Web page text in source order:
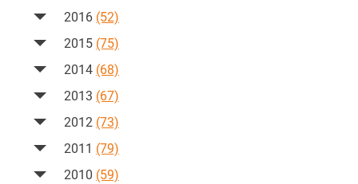
2016 (52)
2015 (75)
2014 (68)
2013 (67)
2012 (73)
2011 (79)
2010 (59)